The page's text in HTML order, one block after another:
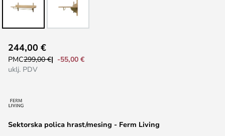
to
the
beginning
the
gallery
Sektorska polica hrast/mesing - Ferm Living
244,00 €
PMC299,00 €
-55,00 €
uklj. PDV